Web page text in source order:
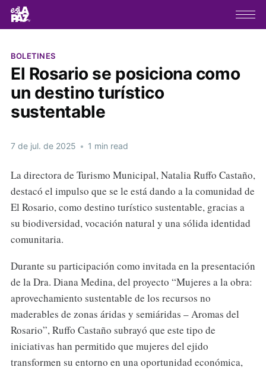
BOLETINES
El Rosario se posiciona como
un destino turístico
sustentable
7 de jul. de 2025 • 1 min read
La directora de Turismo Municipal, Natalia Ruffo Castaño,
destacó el impulso que se le está dando a la comunidad de
El Rosario, como destino turístico sustentable, gracias a
su biodiversidad, vocación natural y una sólida identidad
comunitaria.
Durante su participación como invitada en la presentación
de la Dra. Diana Medina, del proyecto “Mujeres a la obra:
aprovechamiento sustentable de los recursos no
maderables de zonas áridas y semiáridas – Aromas del
Rosario”, Ruffo Castaño subrayó que este tipo de
iniciativas han permitido que mujeres del ejido
transformen su entorno en una oportunidad económica,